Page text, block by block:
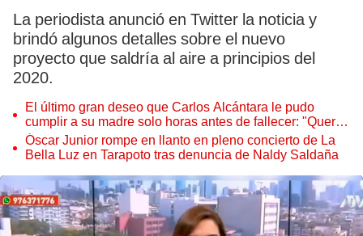
La periodista anunció en Twitter la noticia y
brindó algunos detalles sobre el nuevo
proyecto que saldría al aire a principios del
2020.
El último gran deseo que Carlos Alcántara le pudo
cumplir a su madre solo horas antes de fallecer: "Quería
darle esta sorpresa"
Óscar Junior rompe en llanto en pleno concierto de La
Bella Luz en Tarapoto tras denuncia de Naldy Saldaña